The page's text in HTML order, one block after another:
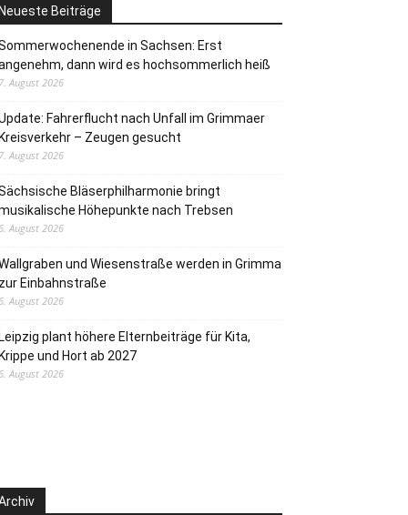
Beiträge
in Sachsen: Erst
dann wird es hochsommerlich heiß
August 2026
Fahrerflucht nach Unfall im Grimmaer
– Zeugen gesucht
August 2026
Bläserphilharmonie bringt
Höhepunkte nach Trebsen
August 2026
und Wiesenstraße werden in Grimma
Einbahnstraße
August 2026
plant höhere Elternbeiträge für Kita,
und Hort ab 2027
August 2026